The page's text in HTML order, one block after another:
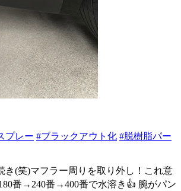
プレー #ブラックアウト化 #脱樹脂パー
き(笑)マフラー周りを取り外し！これ意
番→240番→400番で水溶き👍 腕がパン